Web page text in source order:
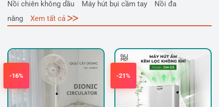
Nồi chiên không dầu Máy hút bụi cầm tay
Nồi đa
năng
Xem tất cả
-16% -21%